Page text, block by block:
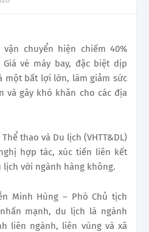
chuyển hiện chiếm 40%
vé máy bay, đặc biệt dịp
một bất lợi lớn, làm giảm sức
và gây khó khăn cho các địa
thao và Du lịch (VHTT&DL)
hợp tác, xúc tiến liên kết
với ngành hàng không.
Minh Hùng – Phó Chủ tịch
mạnh, du lịch là ngành
liên ngành, liên vùng và xã